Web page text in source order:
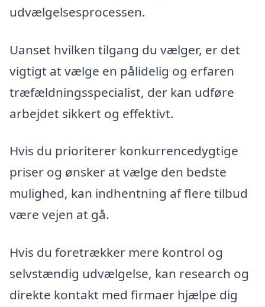
udvælgelsesprocessen.
Uanset hvilken tilgang du vælger, er det
vigtigt at vælge en pålidelig og erfaren
træfældningsspecialist, der kan udføre
arbejdet sikkert og effektivt.
Hvis du prioriterer konkurrencedygtige
priser og ønsker at vælge den bedste
mulighed, kan indhentning af flere tilbud
være vejen at gå.
Hvis du foretrækker mere kontrol og
selvstændig udvælgelse, kan research og
direkte kontakt med firmaer hjælpe dig